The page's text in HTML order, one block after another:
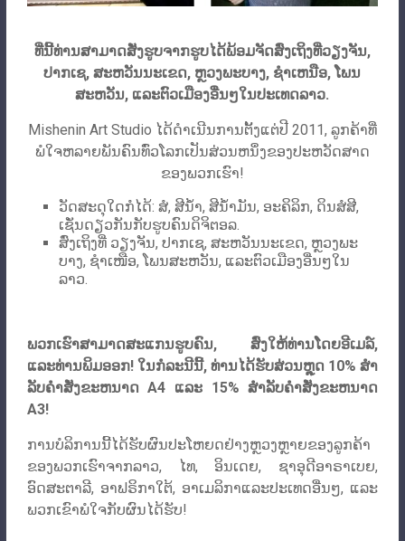
ທີ່ນີ້ທ່ານສາມາດສັ່ງຮູບຈາກຮູບໄດ້ພ້ອມຈັດສົ່ງເຖິງທີ່ວຽງຈັນ,
ປາກເຊ, ສະຫວັນນະເຂດ, ຫຼວງພະບາງ, ຊໍາເຫນືອ, ໂພນ
ສະຫວັນ, ແລະຕົວເມືອງອື່ນໆໃນປະເທດລາວ.
Mishenin Art Studio ໄດ້ດໍາເນີນການຕັ້ງແຕ່ປີ 2011, ລູກຄ້າທີ່
ພໍໃຈຫລາຍພັນຄົນທົ່ວໂລກເປັນສ່ວນຫນຶ່ງຂອງປະຫວັດສາດ
ຂອງພວກເຮົາ!
ວັດສະດຸໃດກໍໄດ້: ສໍ, ສີນ້ຳ, ສີນ້ຳມັນ, ອະຄິລິກ, ດິນສໍສີ,
ເຊັ່ນດຽວກັນກັບຮູບຄົນດິຈິຕອລ.
ສົ່ງເຖິງທີ່ ວຽງຈັນ, ປາກເຊ, ສະຫວັນນະເຂດ, ຫຼວງພະ
ບາງ, ຊຳເໜືອ, ໂພນສະຫວັນ, ແລະຕົວເມືອງອື່ນໆໃນ
ລາວ.
ພວກ​ເຮົາ​ສາ​ມາດ​ສະ​ແກນ​ຮູບ​ຄົນ​, ສົ່ງ​ໃຫ້​ທ່ານ​ໂດຍ​ອີ​ເມລ​໌​,
ແລະ​ທ່ານ​ພິມ​ອອກ​! ໃນກໍລະນີນີ້, ທ່ານໄດ້ຮັບສ່ວນຫຼຸດ 10% ສໍາ
ລັບຄໍາສັ່ງຂະຫນາດ A4 ແລະ 15% ສໍາລັບຄໍາສັ່ງຂະຫນາດ
A3!
ການບໍລິການນີ້ໄດ້ຮັບຜົນປະໂຫຍດຢ່າງຫຼວງຫຼາຍຂອງລູກຄ້າ
ຂອງພວກເຮົາຈາກລາວ, ໄທ, ອິນເດຍ, ຊາອຸດີອາຣາເບຍ,
ອົດສະຕາລີ, ອາຟຣິກາໃຕ້, ອາເມລິກາແລະປະເທດອື່ນໆ, ແລະ
ພວກເຂົາພໍໃຈກັບຜົນໄດ້ຮັບ!